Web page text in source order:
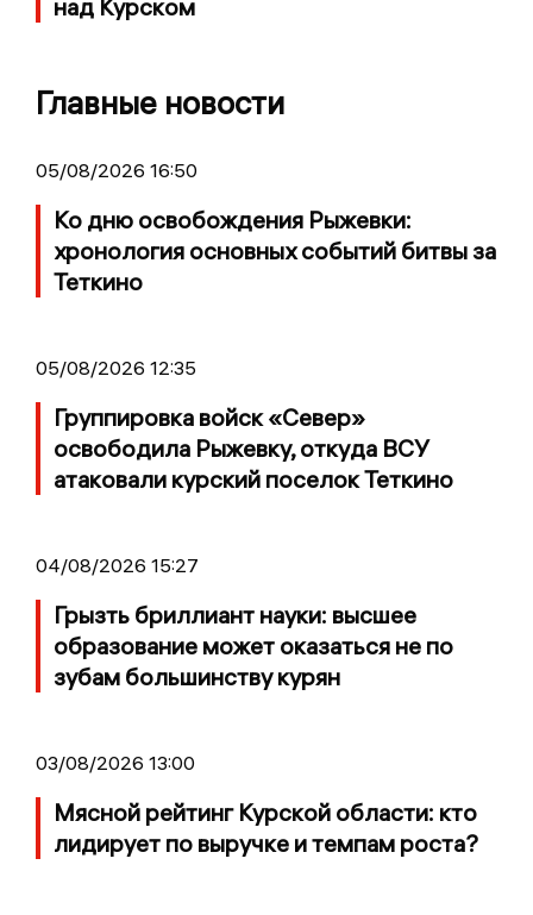
над Курском
Главные новости
05/08/2026 16:50
Ко дню освобождения Рыжевки:
хронология основных событий битвы за
Теткино
05/08/2026 12:35
Группировка войск «Север»
освободила Рыжевку, откуда ВСУ
атаковали курский поселок Теткино
04/08/2026 15:27
Грызть бриллиант науки: высшее
образование может оказаться не по
зубам большинству курян
03/08/2026 13:00
Мясной рейтинг Курской области: кто
лидирует по выручке и темпам роста?